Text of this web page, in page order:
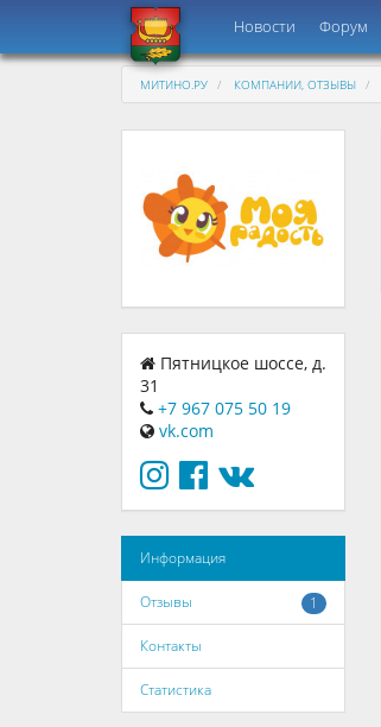
Новости Форум
МИТИНО.РУ КОМПАНИИ, ОТЗЫВЫ
Пятницкое шоссе, д.
31
+7 967 075 50 19
vk.com
Информация
1
Отзывы
Контакты
Статистика